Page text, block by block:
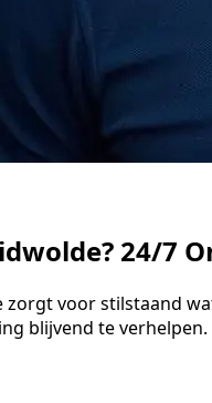
24/7
voor stilstaand
blijvend te